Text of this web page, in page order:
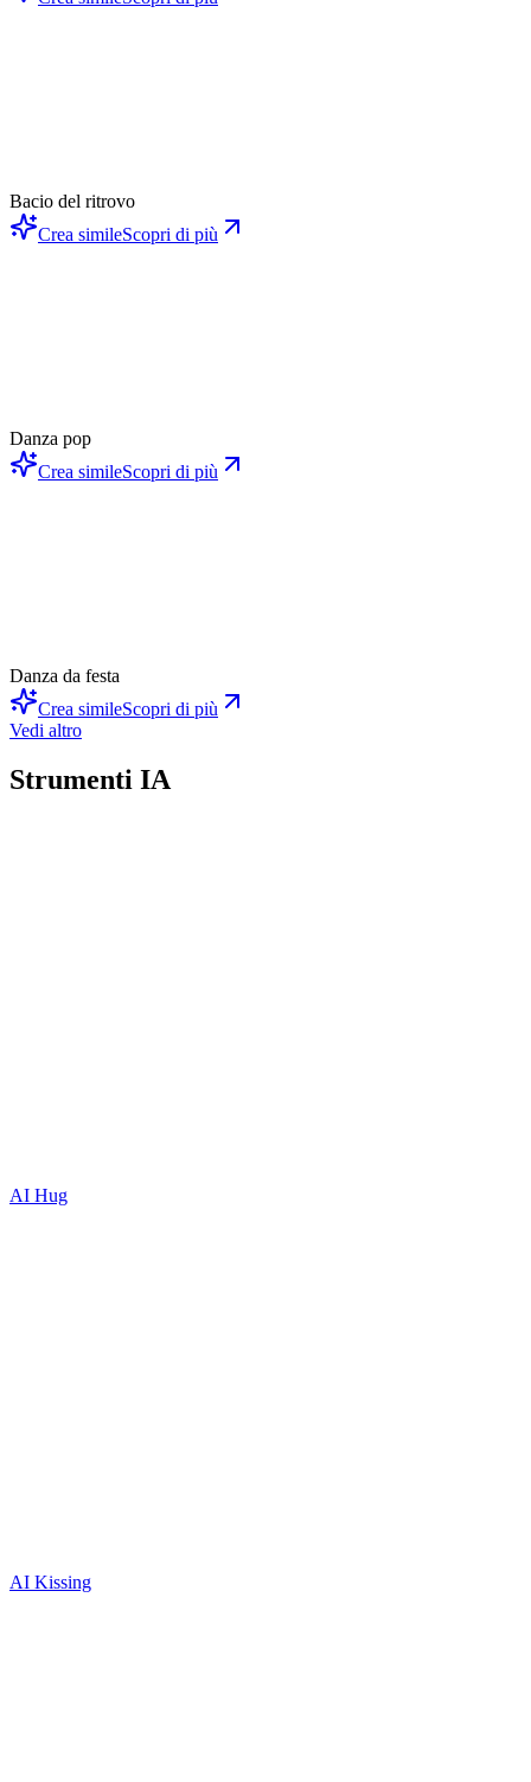
Bacio del ritrovo
Crea simileScopri di più
Danza pop
Crea simileScopri di più
Danza da festa
Crea simileScopri di più
Vedi altro
Strumenti IA
AI Hug
AI Kissing